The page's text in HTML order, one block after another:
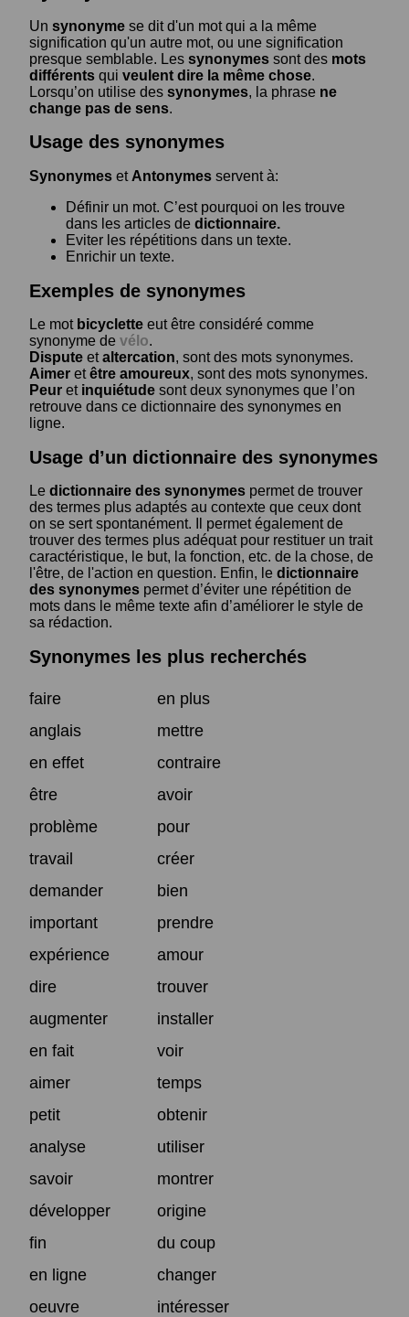
Un synonyme se dit d'un mot qui a la même
signification qu'un autre mot, ou une signification
presque semblable. Les synonymes sont des mots
différents qui veulent dire la même chose.
Lorsqu’on utilise des synonymes, la phrase ne
change pas de sens.
Usage des synonymes
Synonymes et Antonymes servent à:
Définir un mot. C’est pourquoi on les trouve
dans les articles de dictionnaire.
Eviter les répétitions dans un texte.
Enrichir un texte.
Exemples de synonymes
Le mot bicyclette eut être considéré comme
synonyme de vélo.
Dispute etaltercation, sont des mots synonymes.
Aimer etêtre amoureux, sont des mots synonymes.
Peur et inquiétude sont deux synonymes que l’on
retrouve dans ce dictionnaire des synonymes en
ligne.
Usage d’un dictionnaire des synonymes
Le dictionnaire des synonymes permet de trouver
des termes plus adaptés au contexte que ceux dont
on se sert spontanément. Il permet également de
trouver des termes plus adéquat pour restituer un trait
caractéristique, le but, la fonction, etc. de la chose, de
l'être, de l'action en question. Enfin, le dictionnaire
des synonymes permet d’éviter une répétition de
mots dans le même texte afin d’améliorer le style de
sa rédaction.
Synonymes les plus recherchés
faire
en plus
anglais
mettre
en effet
contraire
être
avoir
problème
pour
travail
créer
demander
bien
important
prendre
expérience
amour
dire
trouver
augmenter
installer
en fait
voir
aimer
temps
petit
obtenir
analyse
utiliser
savoir
montrer
développer
origine
fin
du coup
en ligne
changer
oeuvre
intéresser